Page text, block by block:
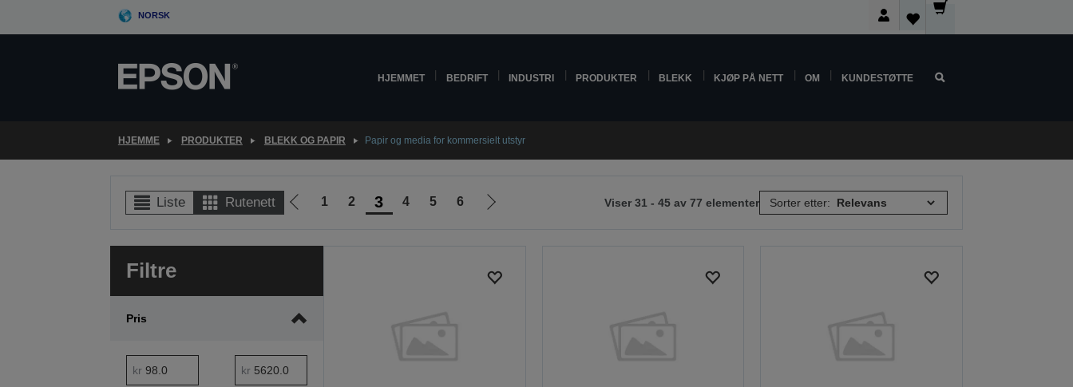
NORSK
HJEMMET BEDRIFT INDUSTRI PRODUKTER BLEKK KJØP PÅ NETT OM KUNDESTØTTE
HJEMME PRODUKTER BLEKK OG PAPIR Papir og media for kommersielt utstyr
Liste Rutenett
Gå
forrige
1 2 3 4 5 6
Gå
Viser 31 - 45 av 77 elementer Sorter etter:
Filtre
Pris
pris minimal rekkevidde
kr pris maksimal rekkevidde
kr